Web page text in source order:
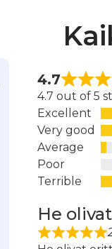
4.7
4.7 out of 5
Excellent
Very good
Average
Poor
Terrible
He